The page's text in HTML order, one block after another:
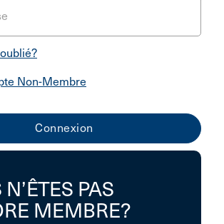
Non-Membre
PAS
MEMBRE?